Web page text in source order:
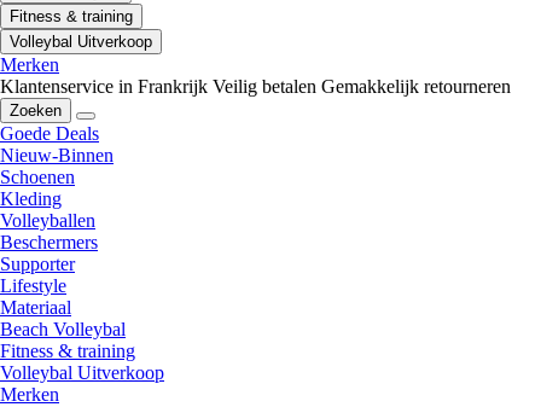
Fitness & training
Volleybal Uitverkoop
Merken
Klantenservice in Frankrijk Veilig betalen Gemakkelijk retourneren
Zoeken
Goede Deals
Nieuw-Binnen
Schoenen
Kleding
Volleyballen
Beschermers
Supporter
Lifestyle
Materiaal
Beach Volleybal
Fitness & training
Volleybal Uitverkoop
Merken